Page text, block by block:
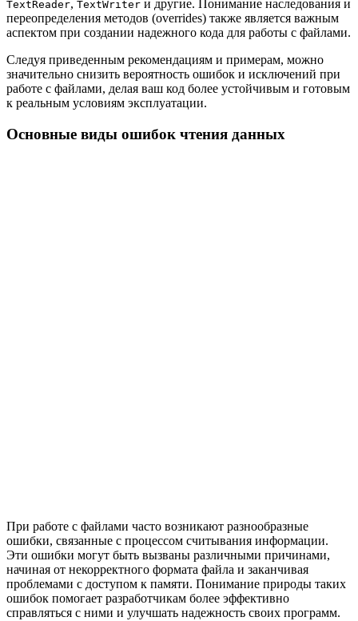
TextReader, TextWriter и другие. Понимание наследования и
переопределения методов (overrides) также является важным
аспектом при создании надежного кода для работы с файлами.
Следуя приведенным рекомендациям и примерам, можно
значительно снизить вероятность ошибок и исключений при
работе с файлами, делая ваш код более устойчивым и готовым
к реальным условиям эксплуатации.
Основные виды ошибок чтения данных
При работе с файлами часто возникают разнообразные
ошибки, связанные с процессом считывания информации.
Эти ошибки могут быть вызваны различными причинами,
начиная от некорректного формата файла и заканчивая
проблемами с доступом к памяти. Понимание природы таких
ошибок помогает разработчикам более эффективно
справляться с ними и улучшать надежность своих программ.